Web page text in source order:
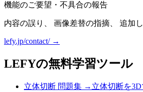
機能のご要望・不具合の報告
内容の誤り、 画像差替の指摘、 追加
lefy.jp/contact/ →
LEFYの無料学習ツール
立体切断 問題集 → 立体切断を